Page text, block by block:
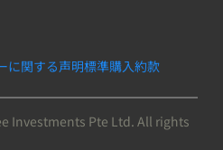
に関する声明標準購入約款
Investments Pte Ltd. All rights